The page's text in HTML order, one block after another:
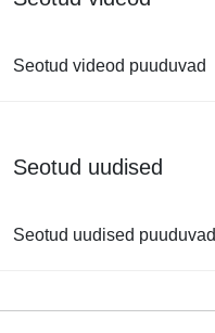
Seotud videod puuduvad
Seotud uudised
Seotud uudised puuduvad